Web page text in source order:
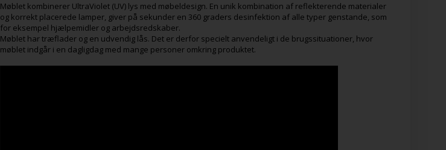
Møblet kombinerer UltraViolet (UV) lys med møbeldesign. En unik kombination af reflekterende materialer
og korrekt placerede lamper, giver på sekunder en 360 graders desinfektion af alle typer genstande, som
for eksempel hjælpemidler og arbejdsredskaber.
Møblet har træflader og en udvendig lås. Det er derfor specielt anvendeligt i de brugssituationer, hvor
møblet indgår i en dagligdag med mange personer omkring produktet.